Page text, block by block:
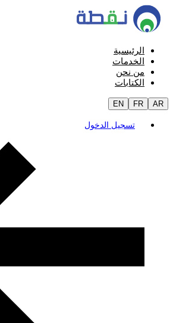
الرئيسية
الخدمات
من نحن
الكتابات
EN FR AR
تسجيل الدخول